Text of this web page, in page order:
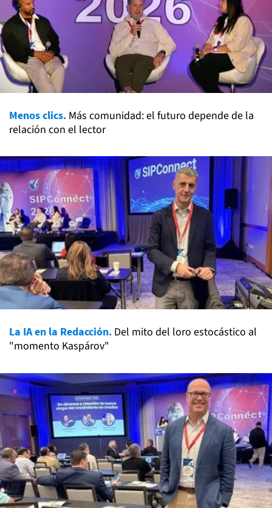
Menos clics. Más comunidad: el futuro depende de la
relación con el lector
La IA en la Redacción. Del mito del loro estocástico al
"momento Kaspárov"